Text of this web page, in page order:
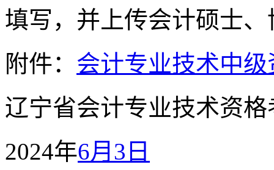
填写，并上传会计硕士
附件： 会计专业技术中
辽宁省会计专业技术资
2024年6月3日